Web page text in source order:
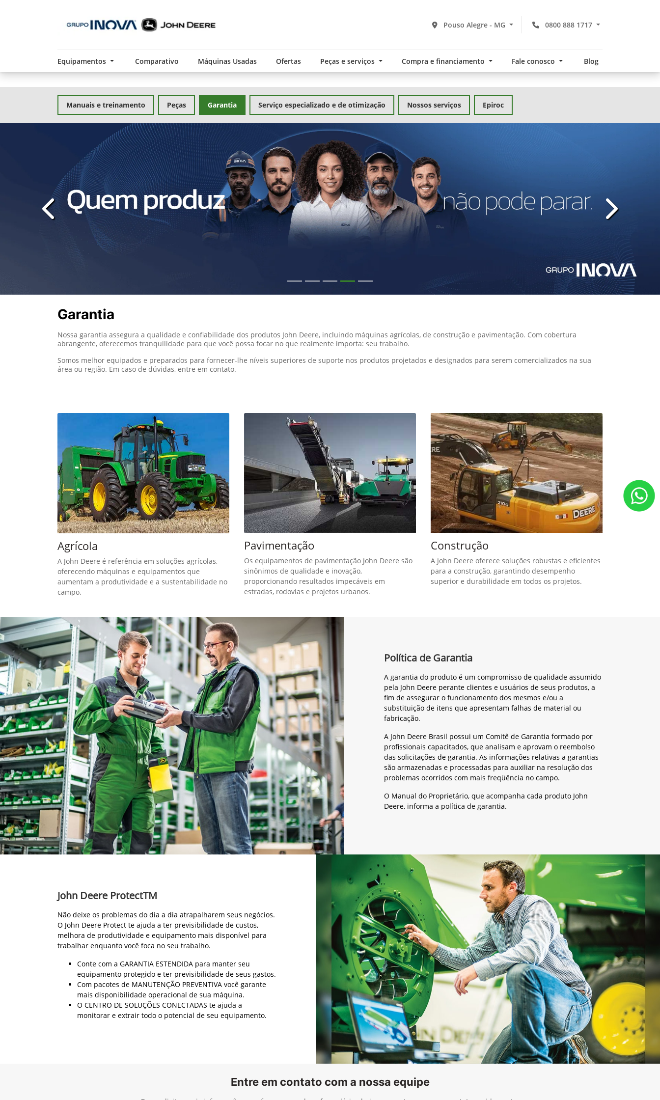
0800 888 1717
Pouso Alegre - MG
Equipamentos Comparativo Máquinas Usadas Ofertas Peças e serviços Compra e financiamento Fale conosco Blog
Manuais e treinamento Peças Garantia Serviço especializado e de otimização Nossos serviços Epiroc
templates.template-01.components.carousel.texts.control_prev
Garantia
Nossa garantia assegura a qualidade e confiabilidade dos produtos John Deere, incluindo máquinas agrícolas, de construção e pavimentação. Com cobertura
abrangente, oferecemos tranquilidade para que você possa focar no que realmente importa: seu trabalho.
Somos melhor equipados e preparados para fornecer-lhe níveis superiores de suporte nos produtos projetados e designados para serem comercializados na sua
área ou região. Em caso de dúvidas, entre em contato.
Agrícola
A John Deere é referência em soluções agrícolas,
oferecendo máquinas e equipamentos que
aumentam a produtividade e a sustentabilidade no
campo.
Pavimentação
Os equipamentos de pavimentação John Deere são
sinônimos de qualidade e inovação,
proporcionando resultados impecáveis em
estradas, rodovias e projetos urbanos.
Construção
A John Deere oferece soluções robustas e eficientes
para a construção, garantindo desempenho
superior e durabilidade em todos os projetos.
Política de Garantia
A garantia do produto é um compromisso de qualidade assumido
pela John Deere perante clientes e usuários de seus produtos, a
fim de assegurar o funcionamento dos mesmos e/ou a
substituição de itens que apresentam falhas de material ou
fabricação.
A John Deere Brasil possui um Comitê de Garantia formado por
profissionais capacitados, que analisam e aprovam o reembolso
das solicitações de garantia. As informações relativas a garantias
são armazenadas e processadas para auxiliar na resolução dos
problemas ocorridos com mais freqüência no campo.
O Manual do Proprietário, que acompanha cada produto John
Deere, informa a política de garantia.
John Deere ProtectTM
Não deixe os problemas do dia a dia atrapalharem seus negócios.
O John Deere Protect te ajuda a ter previsibilidade de custos,
melhora de produtividade e equipamento mais disponível para
trabalhar enquanto você foca no seu trabalho.
Conte com a GARANTIA ESTENDIDA para manter seu
equipamento protegido e ter previsibilidade de seus gastos.
Com pacotes de MANUTENÇÃO PREVENTIVA você garante
mais disponibilidade operacional de sua máquina.
O CENTRO DE SOLUÇÕES CONECTADAS te ajuda a
monitorar e extrair todo o potencial de seu equipamento.
Entre em contato com a nossa equipe